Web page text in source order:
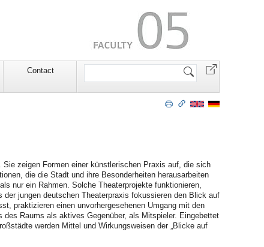
Contact
Search
zeigen Formen einer künstlerischen Praxis auf, die sich
die die Stadt und ihre Besonderheiten herausarbeiten
nur ein Rahmen. Solche Theaterprojekte funktionieren,
jungen deutschen Theaterpraxis fokussieren den Blick auf
praktizieren einen unvorhergesehenen Umgang mit den
Raums als aktives Gegenüber, als Mitspieler. Eingebettet
werden Mittel und Wirkungsweisen der „Blicke auf